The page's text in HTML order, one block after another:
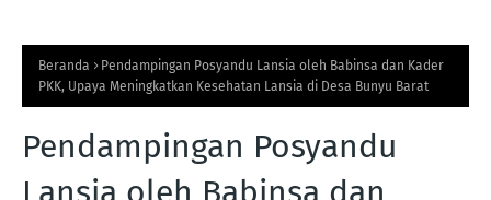
Beranda
Pendampingan Posyandu Lansia oleh Babinsa dan Kader
PKK, Upaya Meningkatkan Kesehatan Lansia di Desa Bunyu Barat
Pendampingan Posyandu